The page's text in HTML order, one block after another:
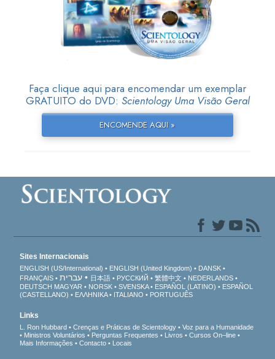
Faça clique aqui para encomendar um exemplar
GRATUITO do DVD: Scientology Uma Visão Geral
ENCOMENDE AQUI »
Sites Internacionais
ENGLISH (US/International) ENGLISH (United Kingdom)
DANSK
FRANÇAIS
עברית 日本語 РУССКИЙ 繁體中文
NEDERLANDS
DEUTSCH MAGYAR NORSK SVENSKA ESPAÑOL (LATINO)
ESPAÑOL
(CASTELLANO)
ΕΛΛΗΝΙΚA ITALIANO PORTUGUÊS
Links
L. Ron Hubbard Crenças e Práticas de Scientology
Voz para a Humanidade
Ministros Voluntários
Perguntas Frequentes Livros
Cursos On–line
Mais Informações
Contacto Locais